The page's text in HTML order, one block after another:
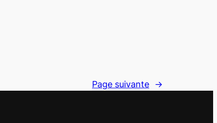
Page suivante →